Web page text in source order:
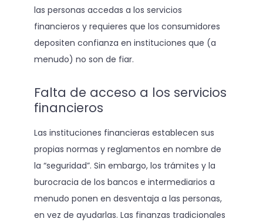
las personas accedas a los servicios
financieros y requieres que los consumidores
depositen confianza en instituciones que (a
menudo) no son de fiar.
Falta de acceso a los servicios
financieros
Las instituciones financieras establecen sus
propias normas y reglamentos en nombre de
la “seguridad”. Sin embargo, los trámites y la
burocracia de los bancos e intermediarios a
menudo ponen en desventaja a las personas,
en vez de ayudarlas. Las finanzas tradicionales